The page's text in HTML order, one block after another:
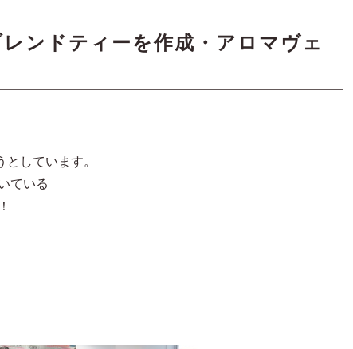
ンドティーを作成・アロマヴェ
しています。
ている